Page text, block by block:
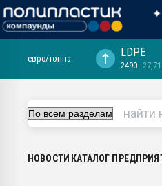
29.07.2026 ФРП помог "Ижевскому
евро/тонна LDPE
2490
НОВОСТИ КАТАЛОГ